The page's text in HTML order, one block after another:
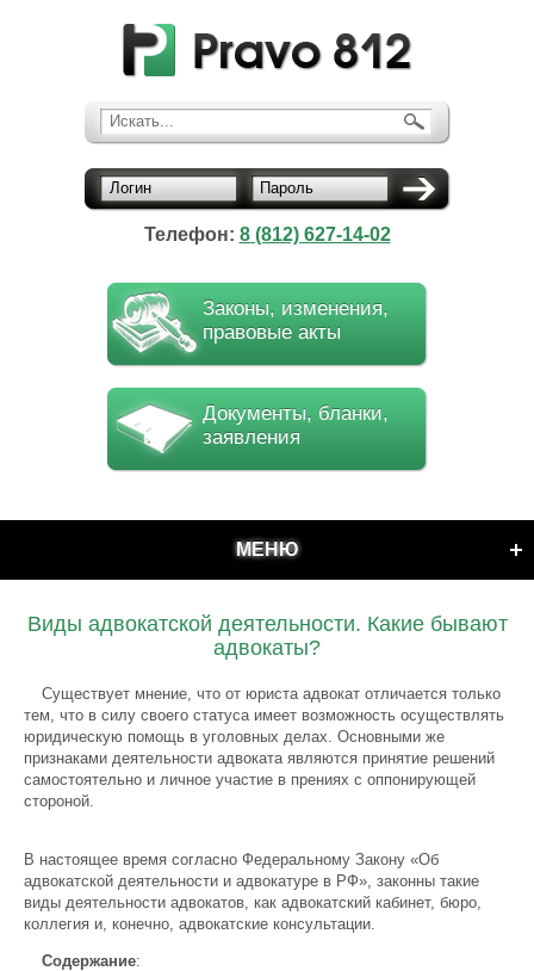
Искать...
Логин Пароль
Телефон: 8 (812) 627-14-02
Законы, изменения,
правовые акты
Документы, бланки,
заявления
МЕНЮ
Виды адвокатской деятельности. Какие бывают
адвокаты?
Существует мнение, что от юриста адвокат отличается только
тем, что в силу своего статуса имеет возможность осуществлять
юридическую помощь в уголовных делах. Основными же
признаками деятельности адвоката являются принятие решений
самостоятельно и личное участие в прениях с оппонирующей
стороной.
В настоящее время согласно Федеральному Закону «Об
адвокатской деятельности и адвокатуре в РФ», законны такие
виды деятельности адвокатов, как адвокатский кабинет, бюро,
коллегия и, конечно, адвокатские консультации.
Содержание: